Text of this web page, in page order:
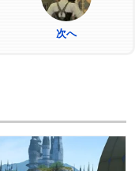
次へ